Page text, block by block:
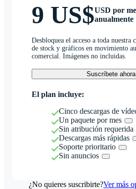
9 US$USD por
anualmente
Desbloquea el acceso a toda nuestra
de stock y gráficos en movimiento
comercial. Imágenes no incluidas.
Suscríbete ahora
El plan incluye:
Cinco descargas de
Un paquete por mes
Sin atribución requerida
Descargas más rápidas
Soporte prioritario
Sin anuncios
¿No quieres suscribirte?Ver más